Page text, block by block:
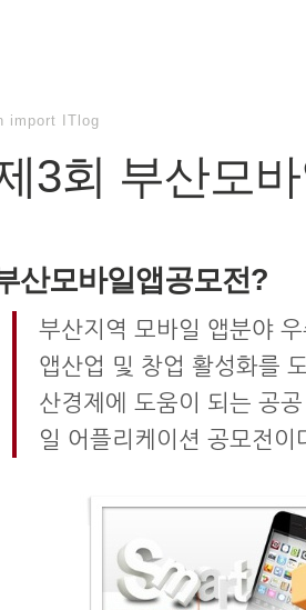
import ITlog
3회 부산모
산모바일앱공모전?
부산지역 모바일 앱분야
앱산업 및 창업 활성화를
산경제에 도움이 되는 공
일 어플리케이션 공모전이